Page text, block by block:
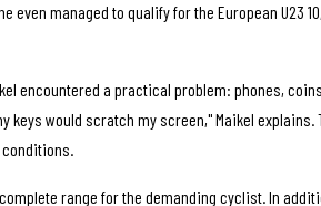
managed to qualify for the European U23
encountered a practical problem: phones,
would scratch my screen," Maikel
range for the demanding cyclist. In